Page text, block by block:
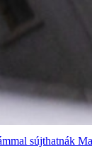
sújthatnák